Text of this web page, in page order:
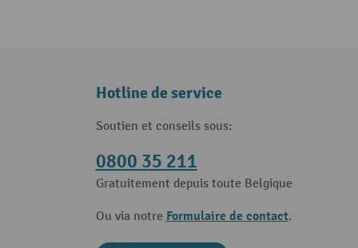
Hotline de service
Soutien et conseils sous:
0800 35 211
Gratuitement depuis toute Belgique
Ou via notre Formulaire de contact.